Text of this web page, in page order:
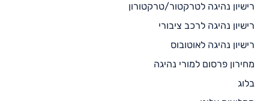
רישיון נהיגה לטרקטור/טרקטורון
רישיון נהיגה לרכב ציבורי
רישיון נהיגה לאוטובוס
מחירון פרסום למורי נהיגה
בלוג